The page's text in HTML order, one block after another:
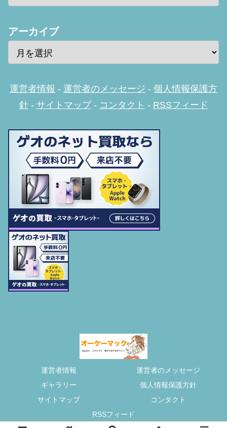
アーカイブ
運営者情報 - 運営者のメッセージ - 個人情報保護方
針- サイトマップ- コンタクト - RSSフィード
運営者情報
運営者のメッセージ
ギャラリー
個人情報保護方針
サイトマップ
コンタクト
RSSフィード